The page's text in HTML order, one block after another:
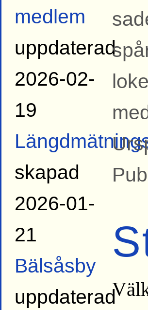
medlem
uppdaterad
2026-02-
19
skapad
2026-01-
21
Bälsåsby
uppdaterad